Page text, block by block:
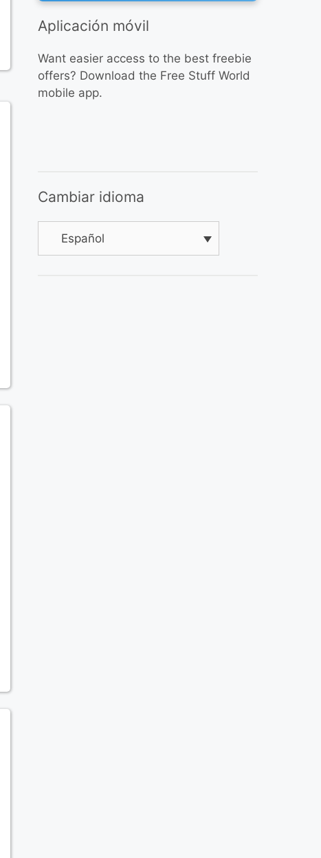
Aplicación móvil
Want easier access to the best freebie
offers? Download the Free Stuff World
mobile app.
Cambiar idioma
Español